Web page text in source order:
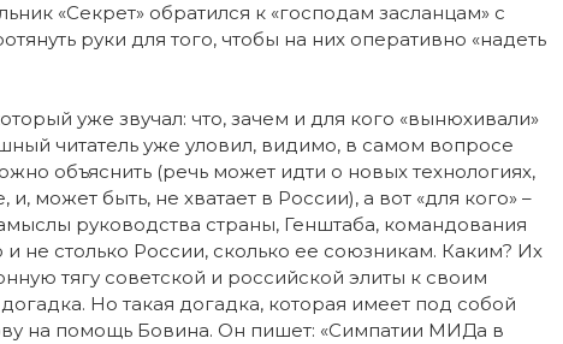
«Секрет» обратился к «господам засланцам» с
руки для того, чтобы на них оперативно «надеть
уже звучал: что, зачем и для кого «вынюхивали»
читатель уже уловил, видимо, в самом вопросе
объяснить (речь может идти о новых технологиях,
может быть, не хватает в России), а вот «для кого» –
руководства страны, Генштаба, командования
столько России, сколько ее союзникам. Каким? Их
тягу советской и российской элиты к своим
Но такая догадка, которая имеет под собой
на помощь Бовина. Он пишет: «Симпатии МИДа в